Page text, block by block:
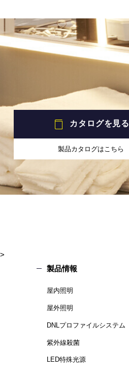
カタログを見る
製品カタログはこちら
>
製品情報
屋内照明
屋外照明
DNLプロファイルシステム
紫外線殺菌
LED特殊光源